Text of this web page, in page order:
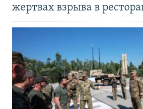
жертвах взрыва в